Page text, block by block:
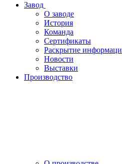
Завод
О заводе
История
Команда
Сертификаты
Раскрытие
Новости
Выставки
Производство